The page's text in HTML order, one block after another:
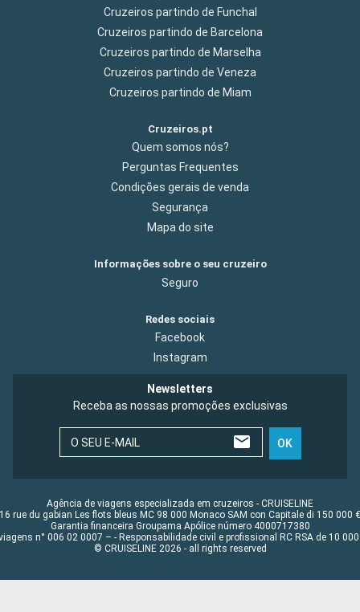
Cruzeiros partindo de Funchal
Cruzeiros partindo de Barcelona
Cruzeiros partindo de Marselha
Cruzeiros partindo de Veneza
Cruzeiros partindo de Miam
Cruzeiros.pt
Quem somos nós?
Perguntas Frequentes
Condições gerais de venda
Segurança
Mapa do site
Informações sobre o seu cruzeiro
Seguro
Redes sociais
Facebook
Instagram
Newsletters
Receba as nossas promoções exclusivas
O SEU E-MAIL OK
Agência de viagens especializada em cruzeiros - CRUISELINE
16 rue du gabian Les flots bleus MC 98 000 Monaco SAM con Capitale di 150 000 €
Garantia financeira Groupama Apólice número 4000717380
n° 006 02 0007 – - Responsabilidade civil e profissional RC RSA de 10 000
© CRUISELINE 2026 - all rights reserved